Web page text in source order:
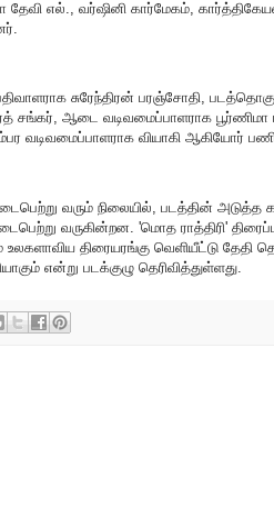
தேவி எல்., வர்ஷினி கார்மேகம்,
சுரேந்திரன் பரஞ்சோதி,
ஆடை வடிவமைப்பாளராக பூர்ணிமா
வடிவமைப்பாளராக வியாகி ஆகியோர்
வரும் நிலையில், படத்தின் அடுத்த
வருகின்றன. 'மொத ராத்திரி'
உலகளாவிய திரையரங்கு வெளியீட்டு தேதி
என்று படக்குழு தெரிவித்துள்ளது.